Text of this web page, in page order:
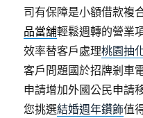
司有保障是小額借款複
品當舖輕鬆週轉的營業
效率替客戶處理桃園抽
客戶問題國於招牌剎車
申請增加外國公民申請
您挑選結婚週年鑽飾值